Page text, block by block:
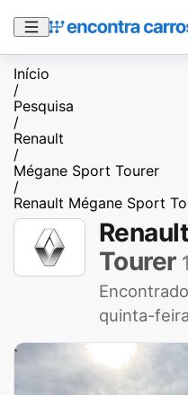
Início
/
Pesquisa
/
Renault
/
Mégane Sport Tourer
/
Renault Mégane Sport
Renault
Tourer
quinta-